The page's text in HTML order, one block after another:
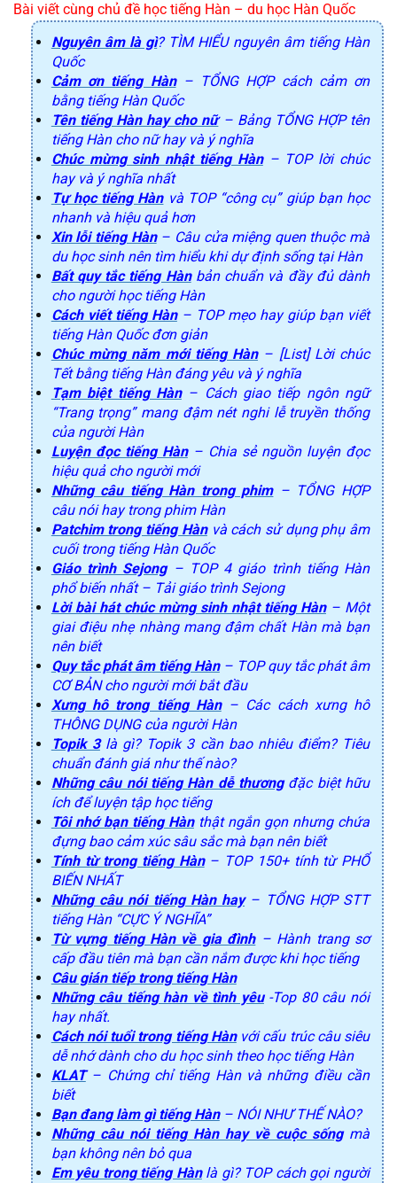
Bài viết cùng chủ đề học tiếng Hàn – du học Hàn Quốc
Nguyên âm là gì? TÌM HIỂU nguyên âm tiếng Hàn
Quốc
Cảm ơn tiếng Hàn– TỔNG HỢP cách cảm ơn
bằng tiếng Hàn Quốc
Tên tiếng Hàn hay cho nữ– Bảng TỔNG HỢP tên
tiếng Hàn cho nữ hay và ý nghĩa
Chúc mừng sinh nhật tiếng Hàn– TOP lời chúc
hay và ý nghĩa nhất
Tự học tiếng Hànvà TOP “công cụ” giúp bạn học
nhanh và hiệu quả hơn
Xin lỗi tiếng Hàn– Câu cửa miệng quen thuộc mà
du học sinh nên tìm hiểu khi dự định sống tại Hàn
Bất quy tắc tiếng Hànbản chuẩn và đầy đủ dành
cho người học tiếng Hàn
Cách viết tiếng Hàn– TOP mẹo hay giúp bạn viết
tiếng Hàn Quốc đơn giản
Chúc mừng năm mới tiếng Hàn– [List] Lời chúc
Tết bằng tiếng Hàn đáng yêu và ý nghĩa
Tạm biệt tiếng Hàn– Cách giao tiếp ngôn ngữ
“Trang trọng” mang đậm nét nghi lễ truyền thống
của người Hàn
Luyện đọc tiếng Hàn– Chia sẻ nguồn luyện đọc
hiệu quả cho người mới
Những câu tiếng Hàn trong phim– TỔNG HỢP
câu nói hay trong phim Hàn
Patchim trong tiếng Hànvà cách sử dụng phụ âm
cuối trong tiếng Hàn Quốc
Giáo trình Sejong– TOP 4 giáo trình tiếng Hàn
phổ biến nhất – Tải giáo trình Sejong
Lời bài hát chúc mừng sinh nhật tiếng Hàn– Một
giai điệu nhẹ nhàng mang đậm chất Hàn mà bạn
nên biết
Quy tắc phát âm tiếng Hàn– TOP quy tắc phát âm
CƠ BẢN cho người mới bắt đầu
Xưng hô trong tiếng Hàn– Các cách xưng hô
THÔNG DỤNG của người Hàn
Topik 3là gì? Topik 3 cần bao nhiêu điểm? Tiêu
chuẩn đánh giá như thế nào?
Những câu nói tiếng Hàn dễ thươngđặc biệt hữu
ích để luyện tập học tiếng
Tôi nhớ bạn tiếng Hànthật ngắn gọn nhưng chứa
đựng bao cảm xúc sâu sắc mà bạn nên biết
Tính từ trong tiếng Hàn– TOP 150+ tính từ PHỔ
BIẾN NHẤT
Những câu nói tiếng Hàn hay– TỔNG HỢP STT
tiếng Hàn “CỰC Ý NGHĨA”
Từ vựng tiếng Hàn về gia đình– Hành trang sơ
cấp đầu tiên mà bạn cần nắm được khi học tiếng
Câu gián tiếp trong tiếng Hàn
Những câu tiếng hàn về tình yêu-Top 80 câu nói
hay nhất.
Cách nói tuổi trong tiếng Hànvới cấu trúc câu siêu
dễ nhớ dành cho du học sinh theo học tiếng Hàn
KLAT– Chứng chỉ tiếng Hàn và những điều cần
biết
Bạn đang làm gì tiếng Hàn– NÓI NHƯ THẾ NÀO?
Những câu nói tiếng Hàn hay về cuộc sốngmà
bạn không nên bỏ qua
Em yêu trong tiếng Hànlà gì? TOP cách gọi người